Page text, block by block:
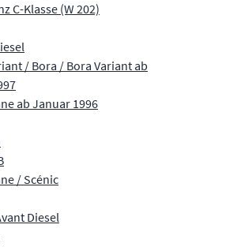
C-Klasse (W 202)
/ Bora / Bora Variant ab
ab Januar 1996
/ Scénic
Diesel